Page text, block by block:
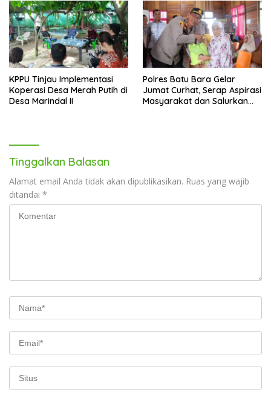
KPPU Tinjau Implementasi
Koperasi Desa Merah Putih di
Desa Marindal II
Polres Batu Bara Gelar
Jumat Curhat, Serap Aspirasi
Masyarakat dan Salurkan
Tinggalkan Balasan
Alamat email Anda tidak akan dipublikasikan. Ruas yang wajib
ditandai *